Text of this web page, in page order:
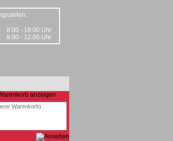
8:00 - 18:00 Uhr
8:00 - 12:00 Uhr
Warenkorb)